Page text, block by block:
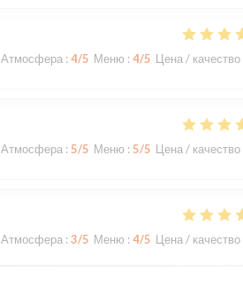
Атмосфера : 4/5 Меню : 4/5 Цена / качество
Атмосфера : 5/5 Меню : 5/5 Цена / качество
Атмосфера : 3/5 Меню : 4/5 Цена / качество